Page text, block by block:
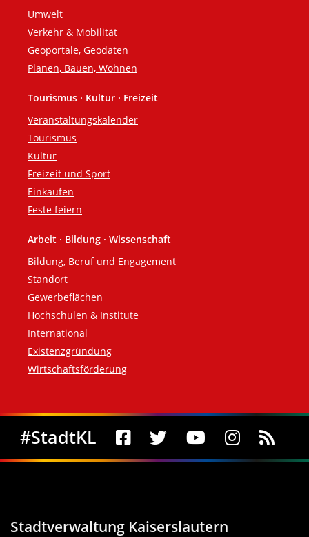
Umwelt
Verkehr & Mobilität
Geoportale, Geodaten
Planen, Bauen, Wohnen
Tourismus · Kultur · Freizeit
Veranstaltungskalender
Tourismus
Kultur
Freizeit und Sport
Einkaufen
Feste feiern
Arbeit · Bildung · Wissenschaft
Bildung, Beruf und Engagement
Standort
Gewerbeflächen
Hochschulen & Institute
International
Existenzgründung
Wirtschaftsförderung
Social Media
#StadtKL
Stadtverwaltung Kaiserslautern